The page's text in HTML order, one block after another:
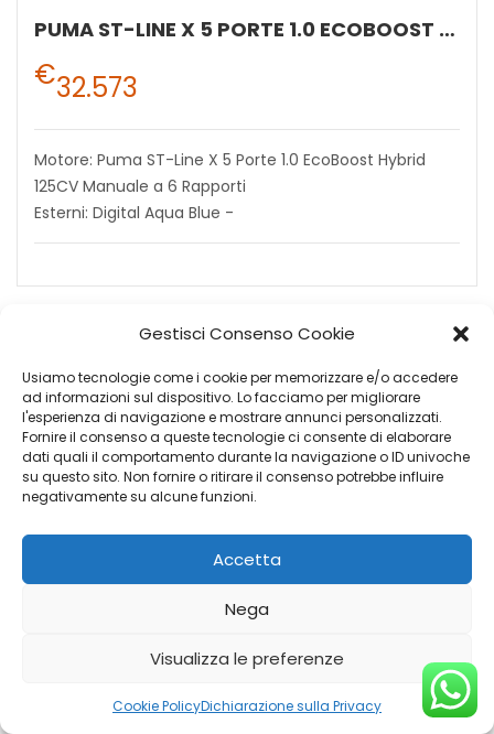
Gestisci Consenso Cookie
Usiamo tecnologie come i cookie per memorizzare e/o accedere
ad informazioni sul dispositivo. Lo facciamo per migliorare
l'esperienza di navigazione e mostrare annunci personalizzati.
Fornire il consenso a queste tecnologie ci consente di elaborare
dati quali il comportamento durante la navigazione o ID univoche
su questo sito. Non fornire o ritirare il consenso potrebbe influire
negativamente su alcune funzioni.
Accetta
Nega
Visualizza le preferenze
Cookie PolicyDichiarazione sulla Privacy
PUMA ST-LINE X 5 PORTE 1.0 ECOBOOST HYBRID 125CV MANUALE A 6 RAPPORTI
€32.573
Motore: Puma ST-Line X 5 Porte 1.0 EcoBoost Hybrid
125CV Manuale a 6 Rapporti
Esterni: Digital Aqua Blue -
PUMA ST-LINE X 5 PORTE 1.0 ECOBOOST HYBRID 125CV MANUALE A 6 RAPPORTI